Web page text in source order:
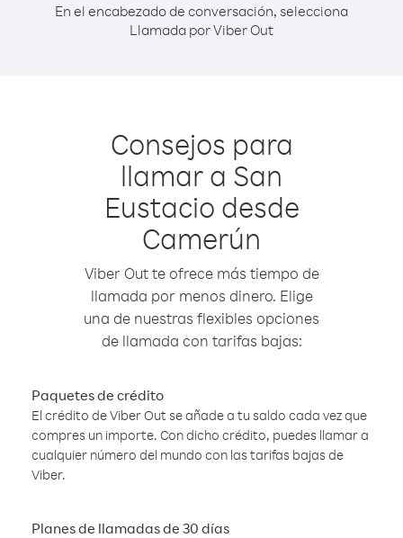
En el encabezado de conversación, selecciona
Llamada por Viber Out
Consejos para
llamar a San
Eustacio desde
Camerún
Viber Out te ofrece más tiempo de
llamada por menos dinero. Elige
una de nuestras flexibles opciones
de llamada con tarifas bajas:
Paquetes de crédito
El crédito de Viber Out se añade a tu saldo cada vez que
compres un importe. Con dicho crédito, puedes llamar a
cualquier número del mundo con las tarifas bajas de
Viber.
Planes de llamadas de 30 días